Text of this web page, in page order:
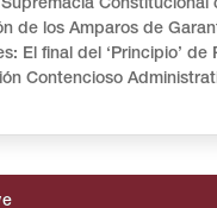
Constitucional
de los Amparos de
El final del ‘Principio’ de
Contencioso